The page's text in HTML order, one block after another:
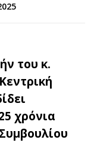
του κ.
χρόνια